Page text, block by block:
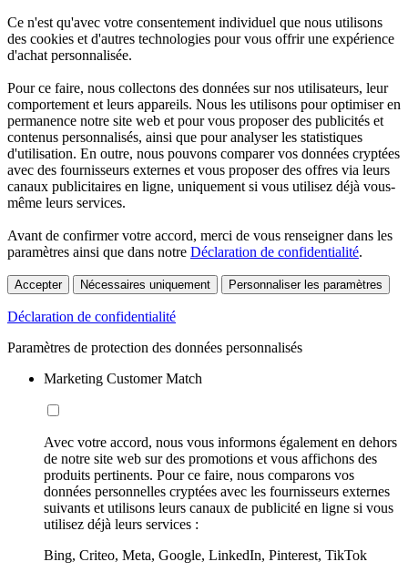
Ce n'est qu'avec votre consentement individuel que nous utilisons
des cookies et d'autres technologies pour vous offrir une expérience
d'achat personnalisée.
Pour ce faire, nous collectons des données sur nos utilisateurs, leur
comportement et leurs appareils. Nous les utilisons pour optimiser en
permanence notre site web et pour vous proposer des publicités et
contenus personnalisés, ainsi que pour analyser les statistiques
d'utilisation. En outre, nous pouvons comparer vos données cryptées
avec des fournisseurs externes et vous proposer des offres via leurs
canaux publicitaires en ligne, uniquement si vous utilisez déjà vous-
même leurs services.
Avant de confirmer votre accord, merci de vous renseigner dans les
paramètres ainsi que dans notre Déclaration de confidentialité.
Accepter Nécessaires uniquement Personnaliser les paramètres
Déclaration de confidentialité
Paramètres de protection des données personnalisés
Marketing Customer Match
Avec votre accord, nous vous informons également en dehors
de notre site web sur des promotions et vous affichons des
produits pertinents. Pour ce faire, nous comparons vos
données personnelles cryptées avec les fournisseurs externes
suivants et utilisons leurs canaux de publicité en ligne si vous
utilisez déjà leurs services :
Bing, Criteo, Meta, Google, LinkedIn, Pinterest, TikTok